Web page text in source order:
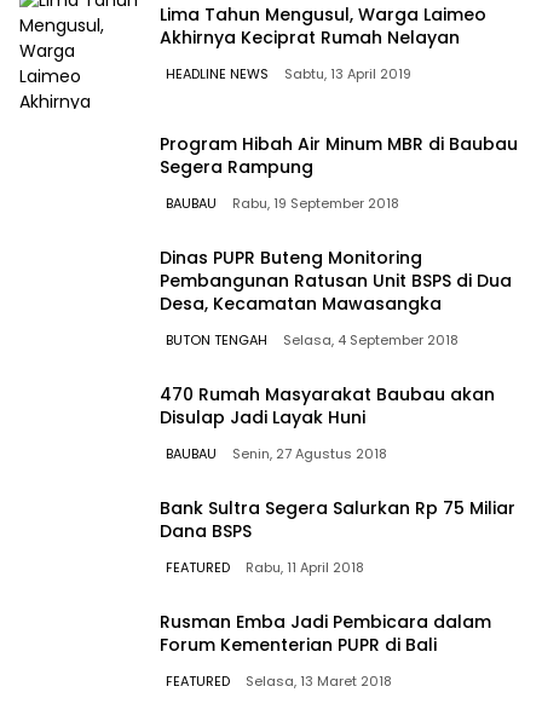
Lima Tahun Mengusul, Warga Laimeo
Akhirnya Keciprat Rumah Nelayan
HEADLINE NEWS Sabtu, 13 April 2019
Program Hibah Air Minum MBR di Baubau
Segera Rampung
BAUBAU Rabu, 19 September 2018
Dinas PUPR Buteng Monitoring
Pembangunan Ratusan Unit BSPS di Dua
Desa, Kecamatan Mawasangka
BUTON TENGAH Selasa, 4 September 2018
470 Rumah Masyarakat Baubau akan
Disulap Jadi Layak Huni
BAUBAU Senin, 27 Agustus 2018
Bank Sultra Segera Salurkan Rp 75 Miliar
Dana BSPS
FEATURED Rabu, 11 April 2018
Rusman Emba Jadi Pembicara dalam
Forum Kementerian PUPR di Bali
FEATURED Selasa, 13 Maret 2018